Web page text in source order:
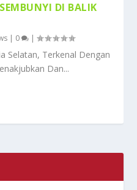
DI BALIK
| 0 |
Selatan, Terkenal Dengan
Dan...